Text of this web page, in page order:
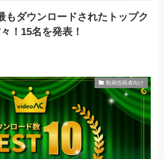
もダウンロードされたトップク
！15名を発表！
動画投稿者向け